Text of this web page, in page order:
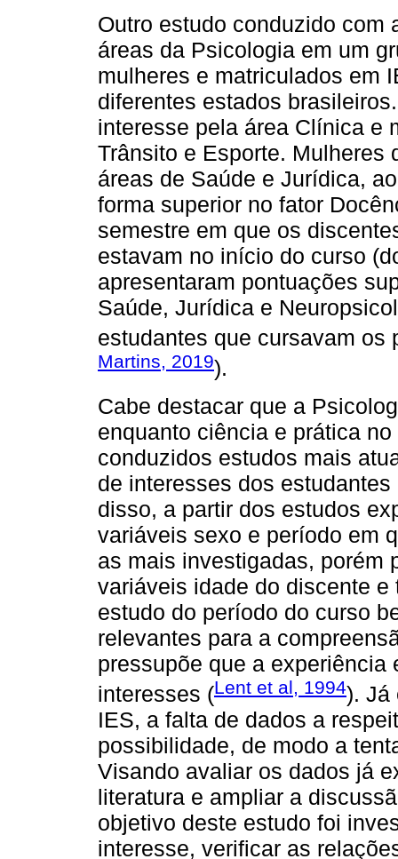
Outro estudo conduzido com
áreas da Psicologia em um
mulheres e matriculados em
diferentes estados
interesse pela área Clínica e
Trânsito e Esporte. Mulheres
áreas de Saúde e Jurídica,
forma superior no fator
semestre em que os
estavam no início do curso
apresentaram pontuações
Saúde, Jurídica e
estudantes que cursavam os
Martins, 2019).
Cabe destacar que a
enquanto ciência e prática
conduzidos estudos mais
de interesses dos
disso, a partir dos estudos
variáveis sexo e período em
as mais investigadas, porém
variáveis idade do discente
estudo do período do curso
relevantes para a
pressupõe que a experiência
interesses (Lent et al, 1994). Já
IES, a falta de dados a
possibilidade, de modo a
Visando avaliar os dados já
literatura e ampliar a
objetivo deste estudo foi
interesse, verificar as